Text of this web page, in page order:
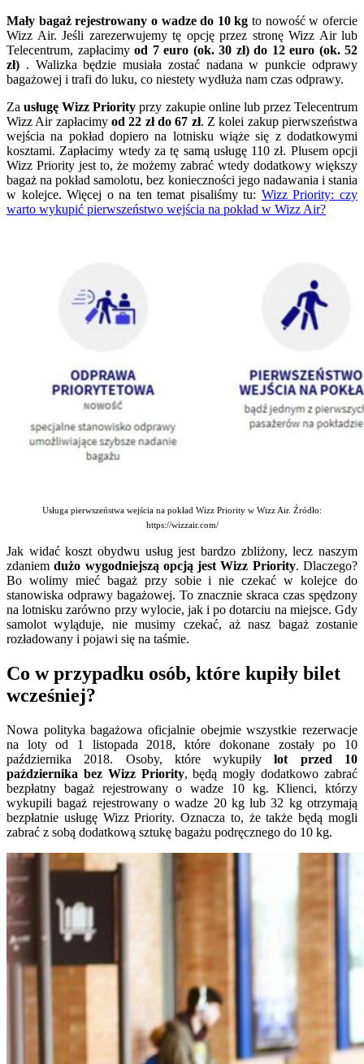
Mały bagaż rejestrowany o wadze do 10 kg to nowość w ofercie
Wizz Air. Jeśli zarezerwujemy tę opcję przez stronę Wizz Air lub
Telecentrum, zapłacimy od 7 euro (ok. 30 zł) do 12 euro (ok. 52
zł) . Walizka będzie musiała zostać nadana w punkcie odprawy
bagażowej i trafi do luku, co niestety wydłuża nam czas odprawy.
Zausługę Wizz Priority przy zakupie online lub przez Telecentrum
Wizz Air zapłacimy od 22 zł do 67 zł. Z kolei zakup pierwszeństwa
wejścia na pokład dopiero na lotnisku wiąże się z dodatkowymi
kosztami. Zapłacimy wtedy za tę samą usługę 110 zł. Plusem opcji
Wizz Priority jest to, że możemy zabrać wtedy dodatkowy większy
bagaż na pokład samolotu, bez konieczności jego nadawania i stania
w kolejce. Więcej o na ten temat pisaliśmy tu: Wizz Priority: czy
warto wykupić pierwszeństwo wejścia na pokład w Wizz Air?
Usługa pierwszeństwa wejścia na pokład Wizz Priority w Wizz Air. Źródło:
https://wizzair.com/
Jak widać koszt obydwu usług jest bardzo zbliżony, lecz naszym
zdaniemdużo wygodniejszą opcją jest Wizz Priority. Dlaczego?
Bo wolimy mieć bagaż przy sobie i nie czekać w kolejce do
stanowiska odprawy bagażowej. To znacznie skraca czas spędzony
na lotnisku zarówno przy wylocie, jak i po dotarciu na miejsce. Gdy
samolot wyląduje, nie musimy czekać, aż nasz bagaż zostanie
rozładowany i pojawi się na taśmie.
Co w przypadku osób, które kupiły bilet
wcześniej?
Nowa polityka bagażowa oficjalnie obejmie wszystkie rezerwacje
na loty od 1 listopada 2018, które dokonane zostały po 10
października 2018. Osoby, które wykupiłylot przed 10
października bez Wizz Priority, będą mogły dodatkowo zabrać
bezpłatny bagaż rejestrowany o wadze 10 kg. Klienci, którzy
wykupili bagaż rejestrowany o wadze 20 kg lub 32 kg otrzymają
bezpłatnie usługę Wizz Priority. Oznacza to, że także będą mogli
zabrać z sobą dodatkową sztukę bagażu podręcznego do 10 kg.